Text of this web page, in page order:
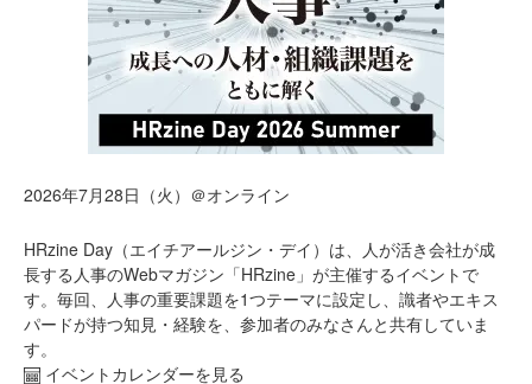
2026年7月28日（火）＠オンライン
HRzine Day（エイチアールジン・デイ）は、人が活き会社が成
長する人事のWebマガジン「HRzine」が主催するイベントで
す。毎回、人事の重要課題を1つテーマに設定し、識者やエキス
パードが持つ知見・経験を、参加者のみなさんと共有していま
す。
イベントカレンダーを見る